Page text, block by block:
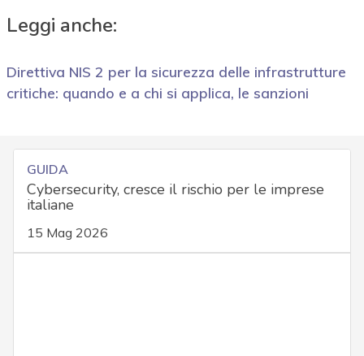
Leggi anche:
Direttiva NIS 2 per la sicurezza delle infrastrutture
critiche: quando e a chi si applica, le sanzioni
GUIDA
Cybersecurity, cresce il rischio per le imprese
italiane
15 Mag 2026